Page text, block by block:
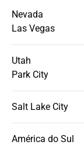
Nevada
Las Vegas
Utah
Park City
Salt Lake City
América do Sul